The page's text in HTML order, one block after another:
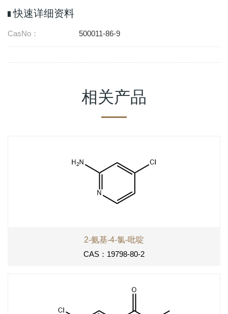
快速详细资料
CasNo： 500011-86-9
相关产品
2-氨基-4-氯-吡啶
CAS：19798-80-2